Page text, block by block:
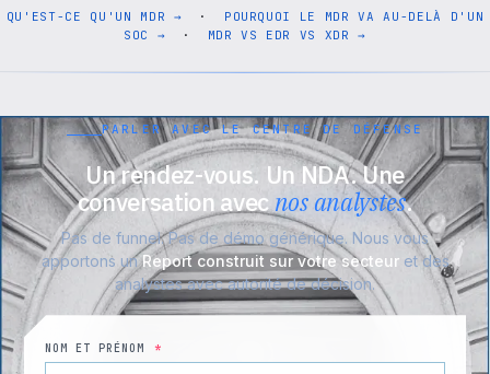
QU'EST-CE QU'UN MDR → · POURQUOI LE MDR VA AU-DELÀ D'UN
SOC → · MDR VS EDR VS XDR →
PARLER AVEC LE CENTRE DE DÉFENSE
Un rendez-vous. Un NDA. Une
conversation avec nos analystes.
Pas de funnel. Pas de démo générique. Nous vous
apportons unReport construit sur votre secteuret des
analystes avec autorité de décision.
NOM ET PRÉNOM *